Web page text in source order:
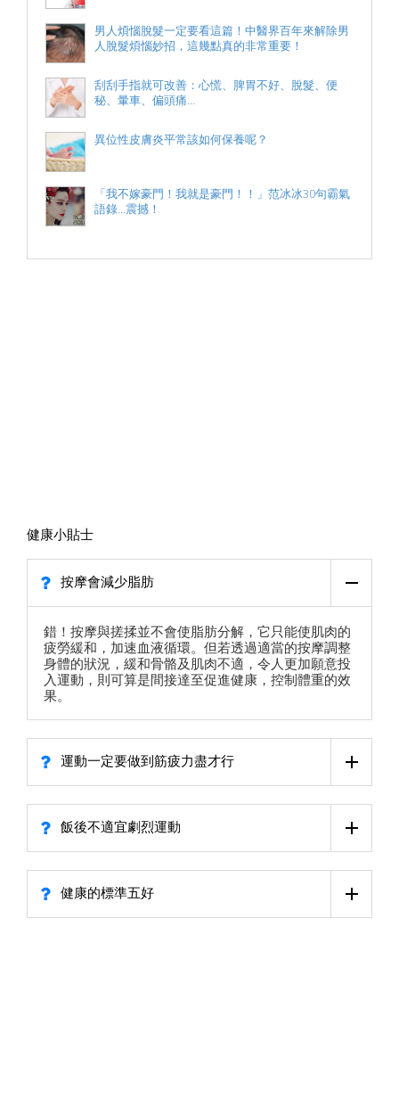
男人煩惱脫髮一定要看這篇！中醫界百年來解除男
人脫髮煩惱妙招，這幾點真的非常重要！
刮刮手指就可改善：心慌、脾胃不好、脫髮、便
秘、暈車、偏頭痛…
異位性皮膚炎平常該如何保養呢？
「我不嫁豪門！我就是豪門！！」范冰冰30句霸氣
語錄...震撼！
健康小貼士
按摩會減少脂肪
錯！按摩與搓揉並不會使脂肪分解，它只能使肌肉的
疲勞緩和，加速血液循環。但若透過適當的按摩調整
身體的狀況，緩和骨骼及肌肉不適，令人更加願意投
入運動，則可算是間接達至促進健康，控制體重的效
果。
運動一定要做到筋疲力盡才行
飯後不適宜劇烈運動
健康的標準五好